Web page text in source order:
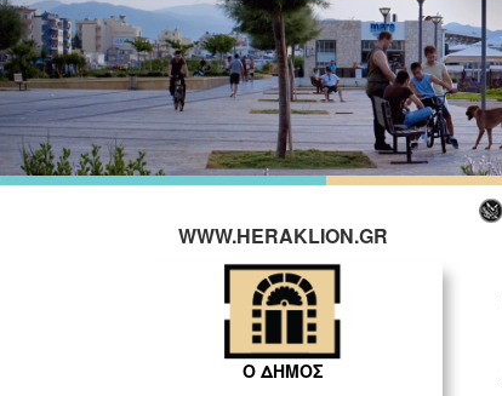
WWW.HERAKLION.GR
Ο ΔΗΜΟΣ